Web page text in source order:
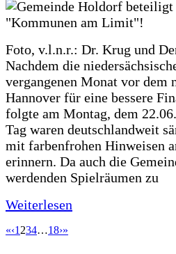
Foto, v.l.n.r.: Dr. Krug und
Nachdem die
vergangenen Monat vor dem
Hannover für eine bessere
folgte am Montag, dem
Tag waren deutschlandweit
mit farbenfrohen Hinweisen
erinnern. Da auch die
werdenden Spielräumen zu
Weiterlesen
«‹1 234…18›»